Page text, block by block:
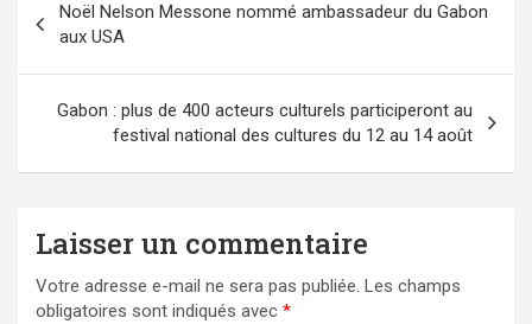
de
l’article
Noël Nelson Messone nommé ambassadeur du Gabon
aux USA
Gabon : plus de 400 acteurs culturels participeront au
festival national des cultures du 12 au 14 août
Laisser un commentaire
Votre adresse e-mail ne sera pas publiée. Les champs
obligatoires sont indiqués avec *